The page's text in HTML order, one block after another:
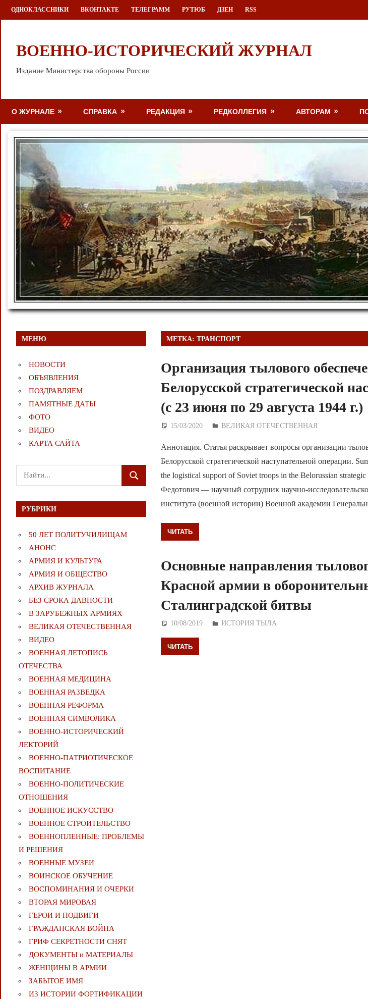
Перейти
к
ОДНОКЛАССНИКИ ВКОНТАКТЕ ТЕЛЕГРАММ РУТЮБ ДЗЕН RSS
ВОЕННО-ИСТОРИЧЕСКИЙ ЖУРНАЛ
Издание Министерства обороны России
О ЖУРНАЛЕ СПРАВКА РЕДАКЦИЯ РЕДКОЛЛЕГИЯ АВТОРАМ
МЕТКА:ТРАНСПОРТ
Организация тылового
Белорусской стратегической
(с 23 июня по 29 августа 1944 г.)
15/03/2020 Дежурный по Редакции
ВЕЛИКАЯ ОТЕЧЕСТВЕННАЯ
Аннотация. Статья раскрывает вопросы организации
Белорусской стратегической наступательной операции.
the logistical support of Soviet troops in the Belorussian
Федотович — научный сотрудник научно-
института (военной истории) Военной академии
ЧИТАТЬ
Основные направления
Красной армии в
Сталинградской битвы
10/08/2019 Дежурный по Редакции
ИСТОРИЯ ТЫЛА
ЧИТАТЬ
МЕНЮ
НОВОСТИ
ОБЪЯВЛЕНИЯ
ПОЗДРАВЛЯЕМ
ПАМЯТНЫЕ ДАТЫ
ФОТО
ВИДЕО
КАРТА САЙТА
Поиск
для:
ПОИСК
РУБРИКИ
50 ЛЕТ ПОЛИТУЧИЛИЩАМ
АНОНС
АРМИЯ И КУЛЬТУРА
АРМИЯ И ОБЩЕСТВО
АРХИВ ЖУРНАЛА
БЕЗ СРОКА ДАВНОСТИ
В ЗАРУБЕЖНЫХ АРМИЯХ
ВЕЛИКАЯ ОТЕЧЕСТВЕННАЯ
ВИДЕО
ВОЕННАЯ ЛЕТОПИСЬ
ОТЕЧЕСТВА
ВОЕННАЯ МЕДИЦИНА
ВОЕННАЯ РАЗВЕДКА
ВОЕННАЯ РЕФОРМА
ВОЕННАЯ СИМВОЛИКА
ВОЕННО-ИСТОРИЧЕСКИЙ
ЛЕКТОРИЙ
ВОЕННО-ПАТРИОТИЧЕСКОЕ
ВОСПИТАНИЕ
ВОЕННО-ПОЛИТИЧЕСКИE
ОТНОШЕНИЯ
ВОЕННОЕ ИСКУССТВО
ВОЕННОЕ СТРОИТЕЛЬСТВО
ВОЕННОПЛЕННЫЕ: ПРОБЛЕМЫ
И РЕШЕНИЯ
ВОЕННЫЕ МУЗЕИ
ВОИНСКОЕ ОБУЧЕНИЕ
ВОСПОМИНАНИЯ И ОЧЕРКИ
ВТОРАЯ МИРОВАЯ
ГЕРОИ И ПОДВИГИ
ГРАЖДАНСКАЯ ВОЙНА
ГРИФ СЕКРЕТНОСТИ СНЯТ
ДОКУМЕНТЫ и МАТЕРИАЛЫ
ЖЕНЩИНЫ В АРМИИ
ЗАБЫТОЕ ИМЯ
ИЗ ИСТОРИИ ФОРТИФИКАЦИИ